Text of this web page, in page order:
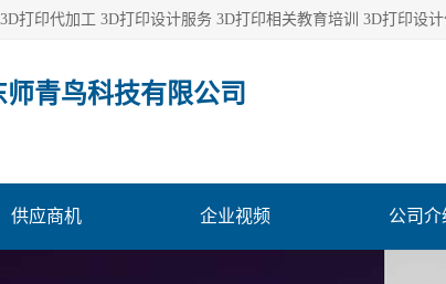
青鸟科技有限公司
供应商机 企业视频 公司介